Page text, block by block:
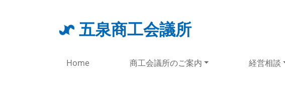
五泉商工会議所
Home 商工会議所のご案内 経営相談